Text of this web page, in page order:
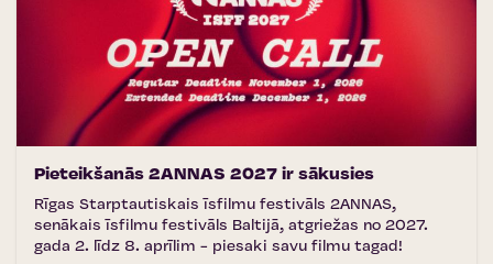
Pieteikšanās 2ANNAS 2027 ir sākusies
Rīgas Starptautiskais īsfilmu festivāls 2ANNAS,
senākais īsfilmu festivāls Baltijā, atgriežas no 2027.
gada 2. līdz 8. aprīlim - piesaki savu filmu tagad!